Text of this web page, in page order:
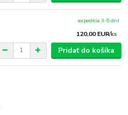
120,00 EUR/ks
expedícia 3-5 dní
Pridať do košíka